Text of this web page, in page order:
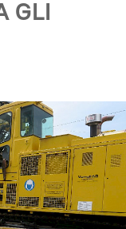
GLI